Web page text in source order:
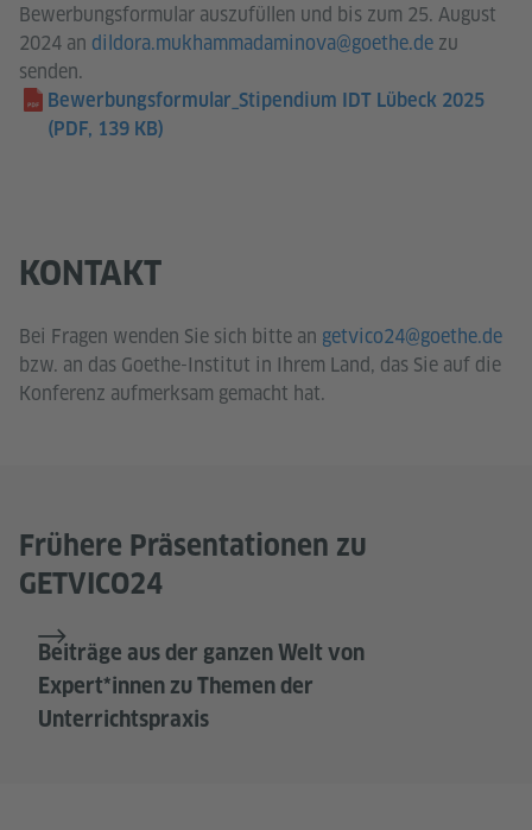
Bewerbungsformular auszufüllen und bis zum 25. August
2024 an dildora.mukhammadaminova@goethe.de zu
senden.
Bewerbungsformular_Stipendium IDT Lübeck 2025
(PDF, 139 KB)
KONTAKT
Bei Fragen wenden Sie sich bitte an getvico24@goethe.de
bzw. an das Goethe-Institut in Ihrem Land, das Sie auf die
Konferenz aufmerksam gemacht hat.
Frühere Präsentationen zu
GETVICO24
Beiträge aus der ganzen Welt von
Expert*innen zu Themen der
Unterrichtspraxis